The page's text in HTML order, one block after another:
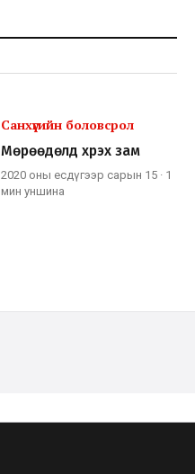
Санхүүгийн боловсрол
Мөрөөдөлд хүрэх зам
2020 оны есдүгээр сарын 15 · 1
мин уншина